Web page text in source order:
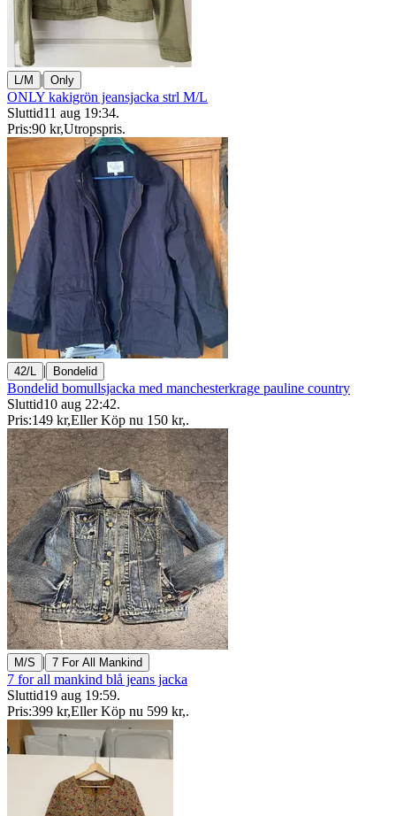
L/M | Only
ONLY kakigrön jeansjacka strl M/L
Sluttid11 aug 19:34.
Pris:90 kr,Utropspris.
42/L | Bondelid
Bondelid bomullsjacka med manchesterkrage pauline country
Sluttid10 aug 22:42.
Pris:149 kr,Eller Köp nu 150 kr,.
M/S | 7 For All Mankind
7 for all mankind blå jeans jacka
Sluttid19 aug 19:59.
Pris:399 kr,Eller Köp nu 599 kr,.